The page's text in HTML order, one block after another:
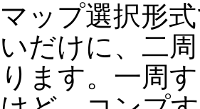
ップ選択形
だけに、二
ます。一周